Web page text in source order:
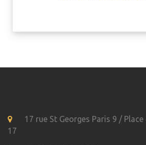
17 rue St Georges Paris 9 /
17